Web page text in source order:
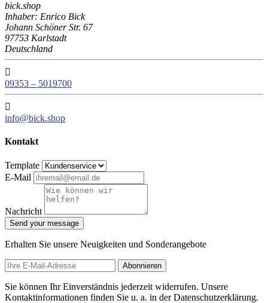
bick.shop
Inhaber: Enrico Bick
Johann Schöner Str. 67
97753 Karlstadt
Deutschland

09353 – 5019700

info@bick.shop
Kontakt
Template
E-Mail
Nachricht
Send your message
Erhalten Sie unsere Neuigkeiten und Sonderangebote
Sie können Ihr Einverständnis jederzeit widerrufen. Unsere
Kontaktinformationen finden Sie u. a. in der Datenschutzerklärung.